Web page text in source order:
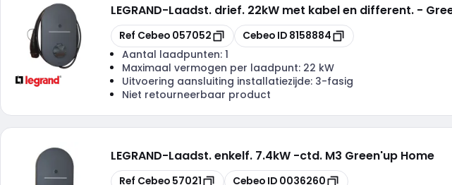
LEGRAND-Laadst. drief. 22kW met kabel en different. -
Kopiëren
Ref Cebeo 057052 Kopiëren
Cebeo ID 8158884
Aantal laadpunten: 1
Maximaal vermogen per laadpunt: 22 kW
Uitvoering aansluiting installatiezijde: 3-fasig
Niet retourneerbaar product
LEGRAND-Laadst. enkelf. 7.4kW -ctd. M3 Green'up Home
Kopiëren
Ref Cebeo 57021 Kopiëren
Cebeo ID 0036260